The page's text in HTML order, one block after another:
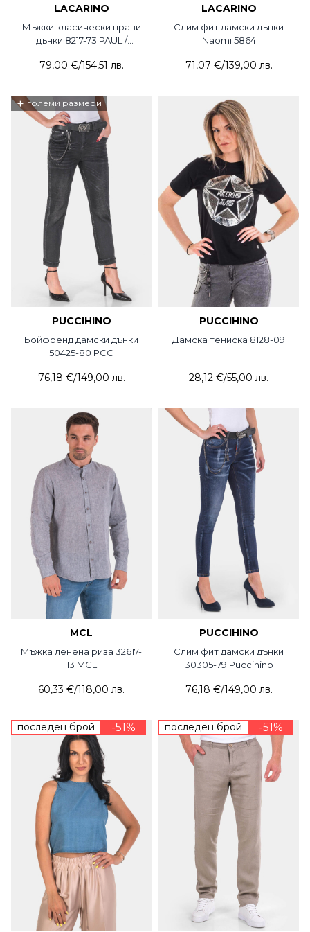
LACARINO
Мъжки класически прави
дънки 8217-73 PAUL /
79,00 €/154,51 лв.
LACARINO
Слим фит дамски дънки
Naomi 5864
71,07 €/139,00 лв.
+ големи размери
PUCCIHINO
Бойфренд дамски дънки
50425-80 PCC
76,18 €/149,00 лв.
PUCCIHINO
Дамска тениска 8128-09
28,12 €/55,00 лв.
MCL
Мъжка ленена риза 32617-
13 MCL
60,33 €/118,00 лв.
PUCCIHINO
Слим фит дамски дънки
30305-79 Puccihino
76,18 €/149,00 лв.
последен брой -51% последен брой -51%